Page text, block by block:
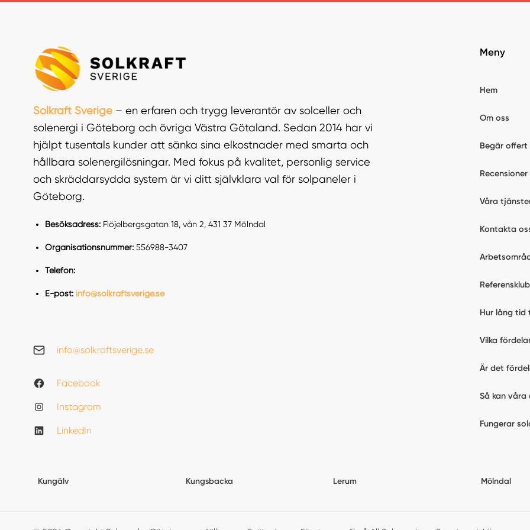
Solkraft Sverige – en erfaren och trygg leverantör av solceller och
solenergi i Göteborg och övriga Västra Götaland. Sedan 2014 har vi
hjälpt tusentals kunder att sänka sina elkostnader med smarta och
hållbara solenergilösningar. Med fokus på kvalitet, personlig service
och skräddarsydda system är vi ditt självklara val för solpaneler i
Göteborg.
Besöksadress: Flöjelbergsgatan 18, vån 2, 431 37 Mölndal
Organisationsnummer: 556988-3407
Telefon:
E-post: info@solkraftsverige.se
info@solkraftsverige.se
Facebook
Instagram
LinkedIn
Meny
Hem
Om oss
Begär offert
Recensioner
Våra
Kontakta
Hur lång tid
Vilka
Är det
Så kan våra
Fungerar
Kungälv Kungsbacka Lerum Mölndal